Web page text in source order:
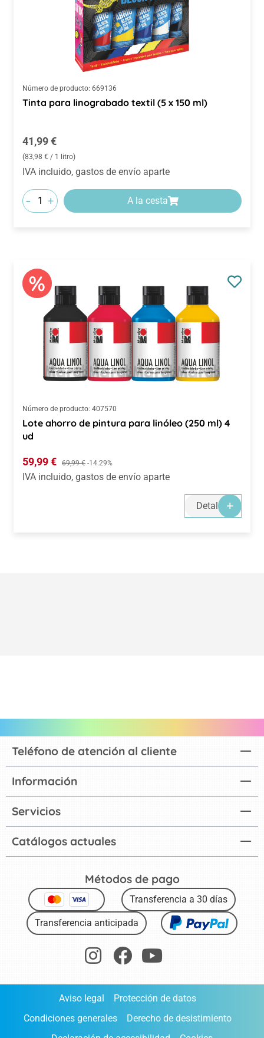
Número de producto: 669136
Tinta para linograbado textil (5 x 150 ml)
Precio normal:
41,99 €
(83,98 € / 1 litro)
IVA incluido, gastos de envío aparte
- + A la cesta
Número de producto: 407570
Lote ahorro de pintura para linóleo (250 ml) 4
ud
Precio de venta:
59,99 € Precio normal:
69,99 € -14.29%
IVA incluido, gastos de envío aparte
Detalles
Catálogos actuales
Teléfono de atención al cliente
Información
Servicios
Métodos de pago
Transferencia a 30 días
Transferencia anticipada
Aviso legal
Protección de datos
Condiciones generales
Derecho de desistimiento